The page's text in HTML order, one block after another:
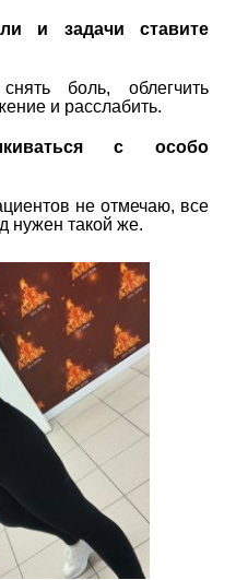
и задачи ставите
боль, облегчить
и расслабить.
с особо
не отмечаю, все
нужен такой же.